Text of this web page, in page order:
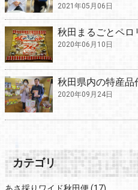
2021年05月06日
秋田まるごとペロ
2020年06月10日
秋田県内の特産品
2020年09月24日
カテゴリ